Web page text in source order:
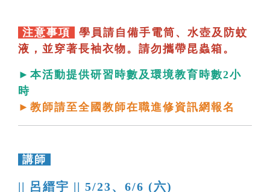
注意事項
學員請自備手電筒、水壺及防蚊
液，並穿著長袖衣物。請勿攜帶昆蟲箱。
►本活動提供研習時數及環境教育時數2小
時
►教師請至全國教師在職進修資訊網報名
講師
|| 呂縉宇 || 5/23、6/6 (六)